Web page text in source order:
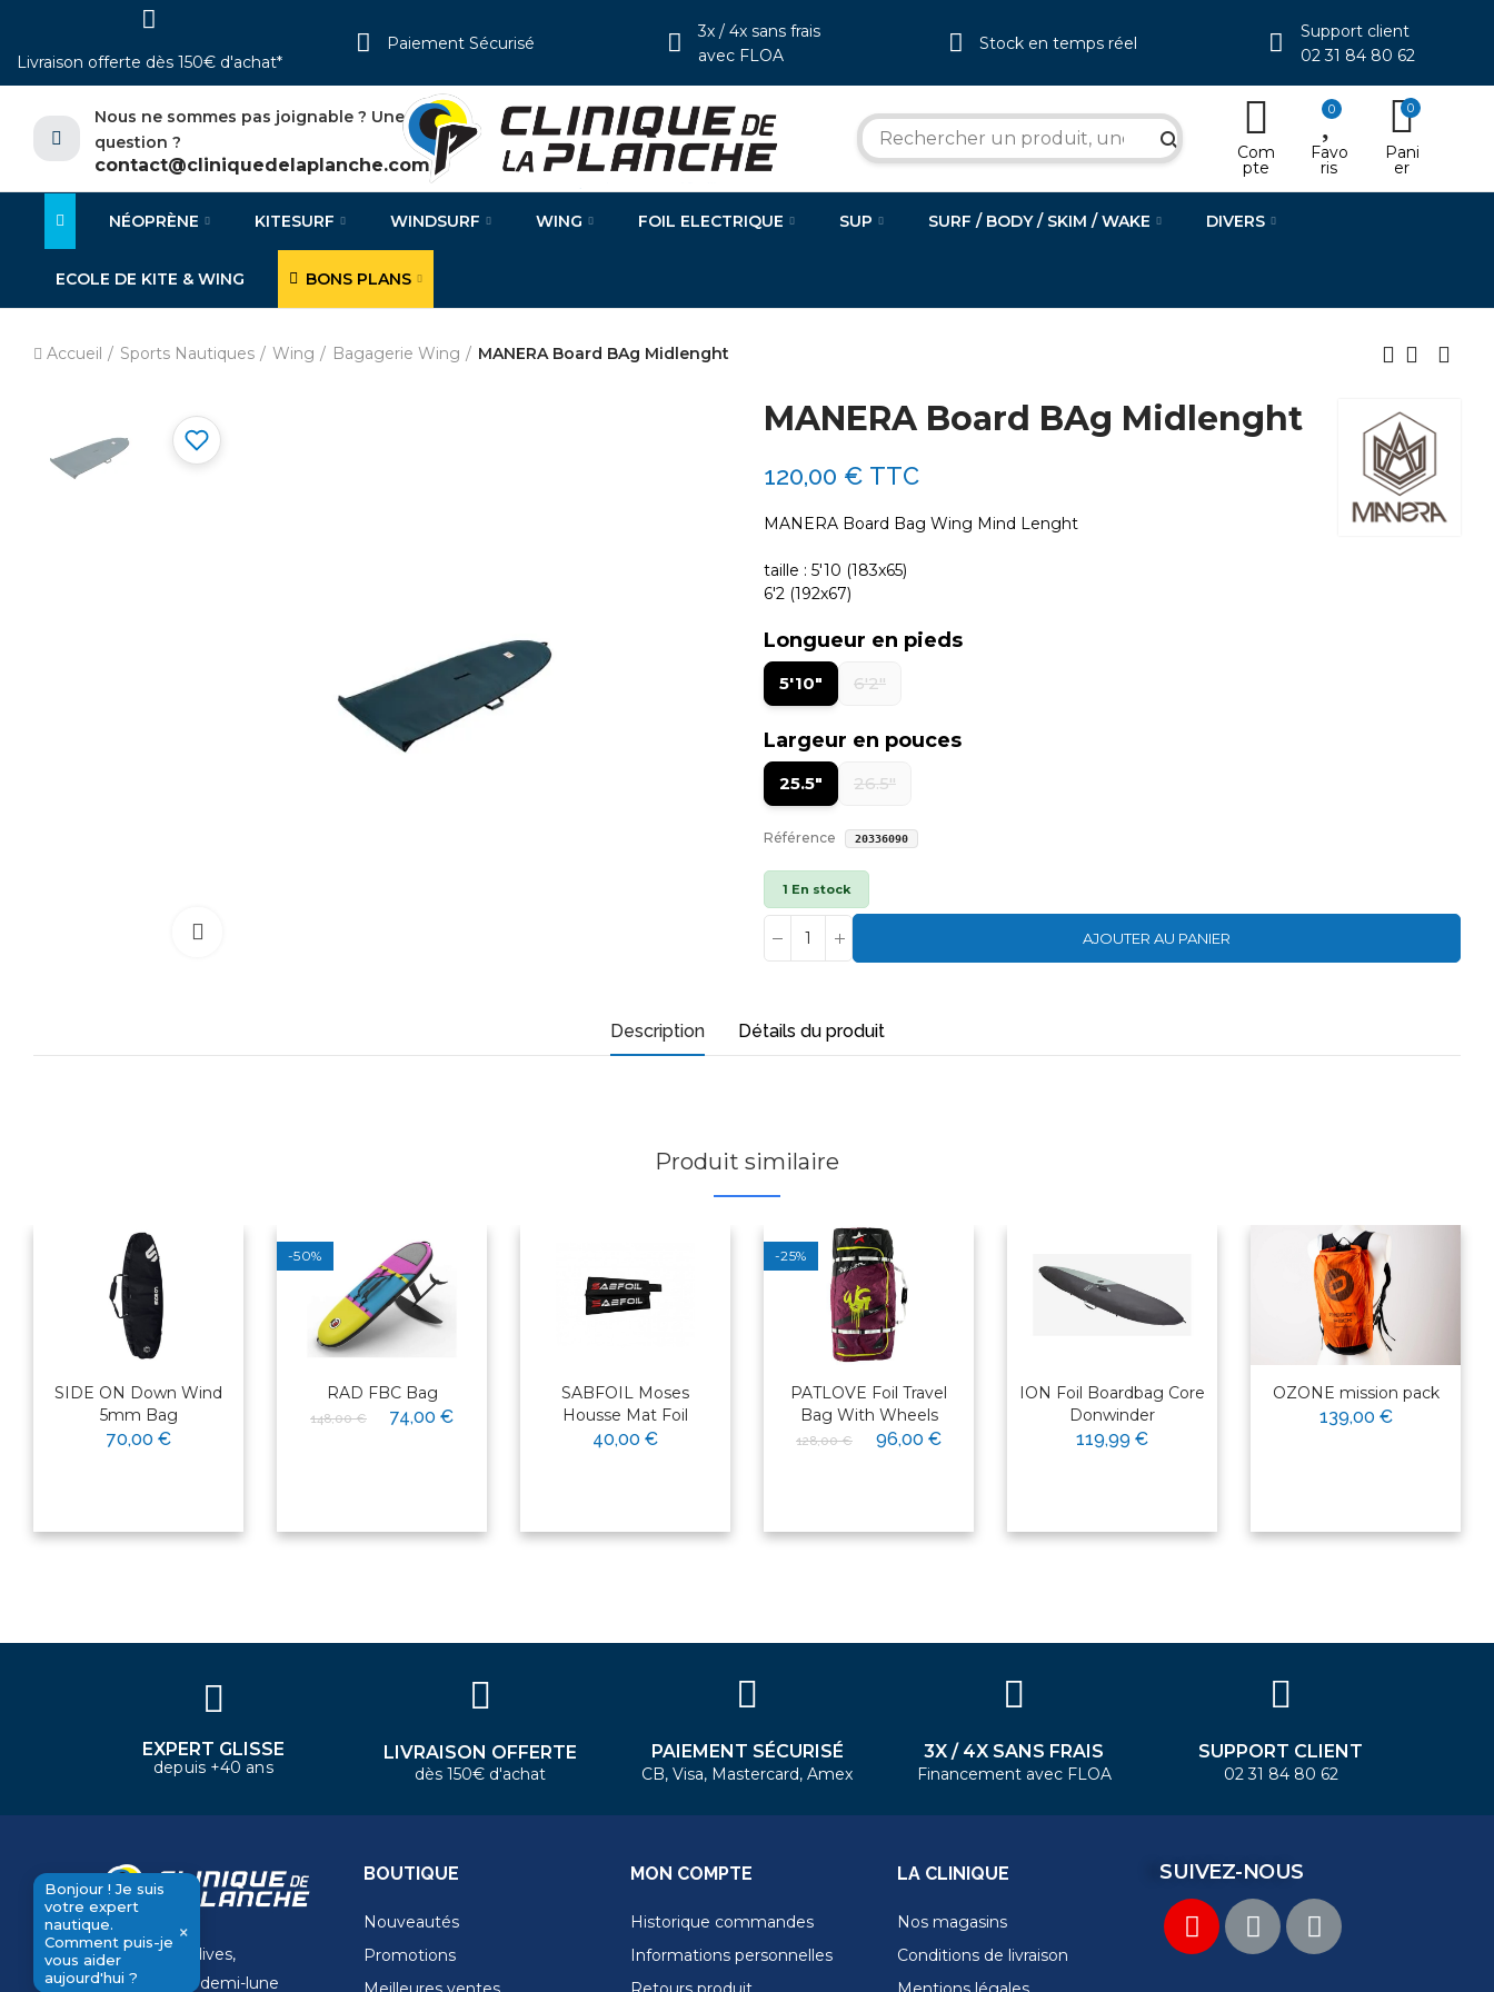
Livraison offerte dès 150€ d'achat*
Paiement Sécurisé
3x / 4x sans frais
avec FLOA
Stock en temps réel
Support client
02 31 84 80 62
Nous ne sommes pas joignable ? Une
question ?
contact@cliniquedelaplanche.com
search Com
pte
0
Favo
ris
0
Pani
er
NÉOPRÈNE KITESURF WINDSURF WING FOIL ELECTRIQUE SUP SURF / BODY / SKIM / WAKE DIVERS
ECOLE DE KITE & WING BONS PLANS
Accueil Sports Nautiques Wing Bagagerie Wing MANERA Board BAg Midlenght
MANERA Board BAg Midlenght
120,00 € TTC
MANERA Board Bag Wing Mind Lenght
taille : 5'10 (183x65)
6'2 (192x67)
Longueur en pieds
5'10" 6'2"
Largeur en pouces
25.5" 26.5"
Référence 20336090
1 En stock
AJOUTER AU PANIER
Description Détails du produit
Produit similaire
SIDE ON Down Wind
5mm Bag
70,00 €
-50%
RAD FBC Bag
148,00 € 74,00 €
SABFOIL Moses
Housse Mat Foil
40,00 €
-25%
PATLOVE Foil Travel
Bag With Wheels
128,00 € 96,00 €
ION Foil Boardbag Core
Donwinder
119,99 €
OZONE mission pack
139,00 €
Bonjour ! Je suis votre expert
send
Bonjour ! Je suis
votre expert
nautique.
Comment puis-je
vous aider
aujourd'hui ?
×
EXPERT GLISSE
depuis +40 ans
LIVRAISON OFFERTE
dès 150€ d'achat
PAIEMENT SÉCURISÉ
CB, Visa, Mastercard, Amex
3X / 4X SANS FRAIS
Financement avec FLOA
SUPPORT CLIENT
02 31 84 80 62
11 Rue de la dives,
4 Place de la demi-lune
BOUTIQUE
Nouveautés
Promotions
MON COMPTE
Historique commandes
Informations personnelles
LA CLINIQUE
Nos magasins
Conditions de livraison
SUIVEZ-NOUS